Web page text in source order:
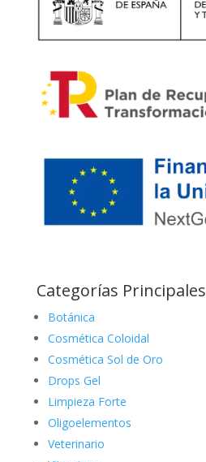
Categorías Principales
Botánica
Cosmética Coloidal
Cosmética Sol de Oro
Drops Gel
Limpieza Forte
Oligoelementos
Veterinario